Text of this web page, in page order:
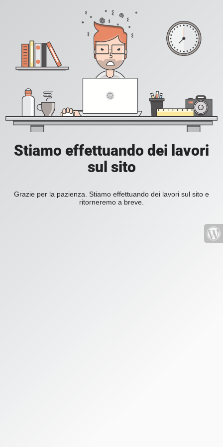
Stiamo effettuando dei lavori
sul sito
Grazie per la pazienza. Stiamo effettuando dei lavori sul sito e
ritorneremo a breve.